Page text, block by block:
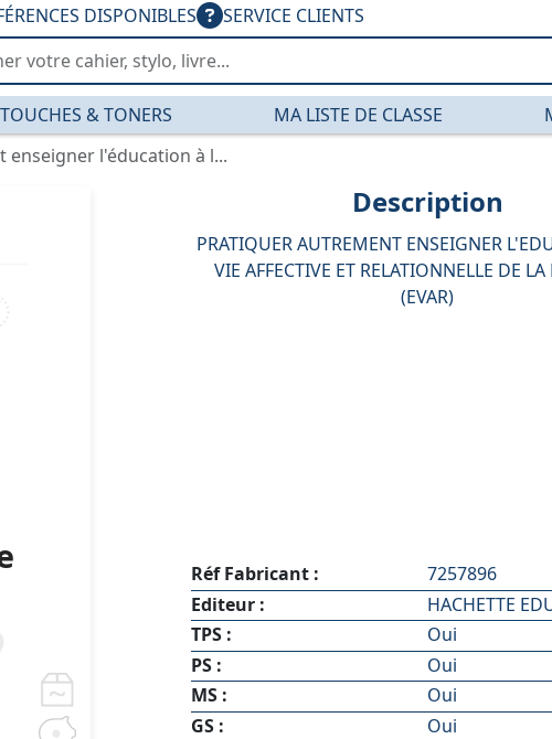
DISPONIBLES SERVICE CLIENTS
& TONERS MA LISTE DE CLASSE
l'éducation à l...
Description
PRATIQUER AUTREMENT ENSEIGNER
VIE AFFECTIVE ET RELATIONNELLE DE
(EVAR)
Réf Fabricant :
7257896
Editeur :
HACHETTE
TPS :
Oui
PS :
Oui
MS :
Oui
GS :
Oui